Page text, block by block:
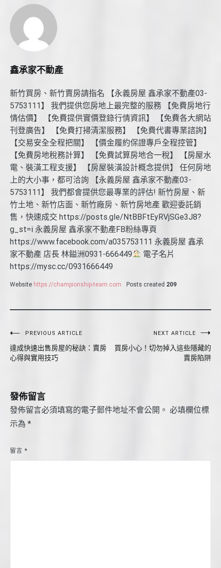
鑫承家不動產
新竹買房、新竹賣房請指名 【永義房屋 鑫承家不動產03-
5753111】 我們提供您房地上最完整的服務 【免費房地行
情估價】 【免費提供實價登錄行情資訊】 【免費各大網站
刊登廣告】 【免費打掃清潔服務】 【免費代書專業諮詢】
【交易安全全程把關】 【價金履約保證專戶全程控管】
【免費房地稅務計算】 【免費試算房地合一稅】 【房屋水
電、裝潢工程支援】 【房屋裝潢設計概念提供】 任何房地
上的大小事，都可洽詢 【永義房屋 鑫承家不動產03-
5753111】 我們都會提供您最專業的評估! 新竹房屋、新
竹土地、新竹店面、新竹廠房、新竹房地產 歡迎委託銷
售，快速成交 https://posts.gle/NtBBFtEyRVjSGe3J8?
g_st=i 永義房屋 鑫承家不動產FB粉絲專頁
https://www.facebook.com/a035753111 永義房屋 鑫承
家不動產 店長 林鎰洲0931-666449
電子名片
https://mysc.cc/0931666449
Website https://championship-team.com Posts created 209
文
章
覽
PREVIOUS ARTICLE
達成快速出售房屋的秘訣：賣房
心得與實用技巧
NEXT ARTICLE
買房小心！切勿掉入這些隱藏的
賣房陷阱
發佈留言
發佈留言必須填寫的電子郵件地址不會公開。 必填欄位標
示為 *
留言 *